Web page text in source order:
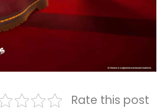
Rate this post